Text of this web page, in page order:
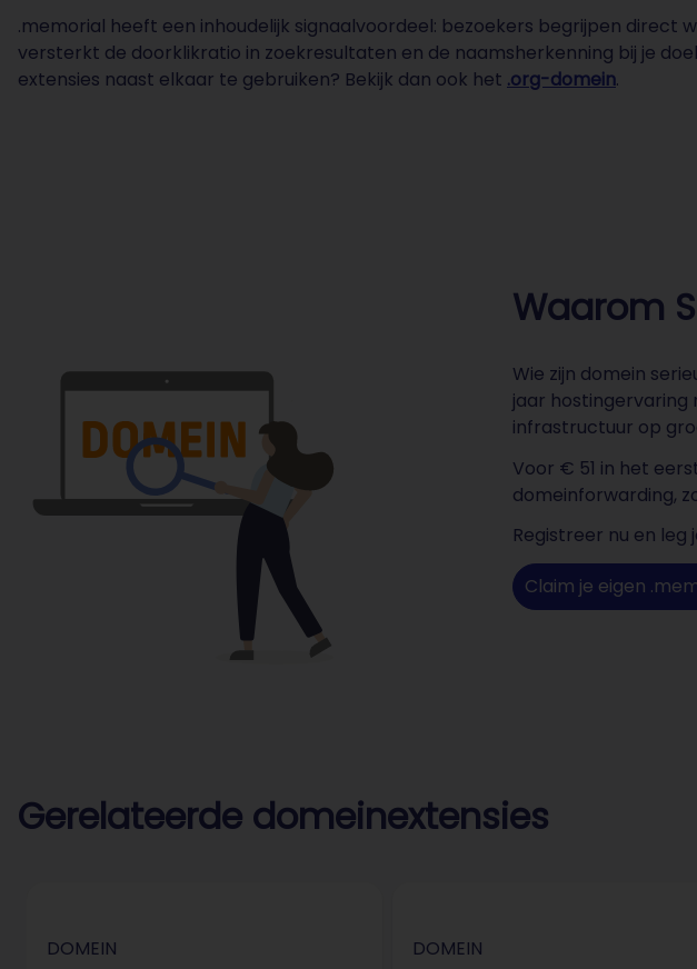
.memorial heeft een inhoudelijk signaalvoordeel: bezoekers begrijpen direct
versterkt de doorklikratio in zoekresultaten en de naamsherkenning bij je
extensies naast elkaar te gebruiken? Bekijk dan ook het .org-domein.
Waarom
Wie zijn domein
jaar hostingervaring
infrastructuur op
Voor € 51 in het
domeinforwarding,
Registreer nu en
Claim je eigen
Gerelateerde domeinextensies
DOMEIN DOMEIN